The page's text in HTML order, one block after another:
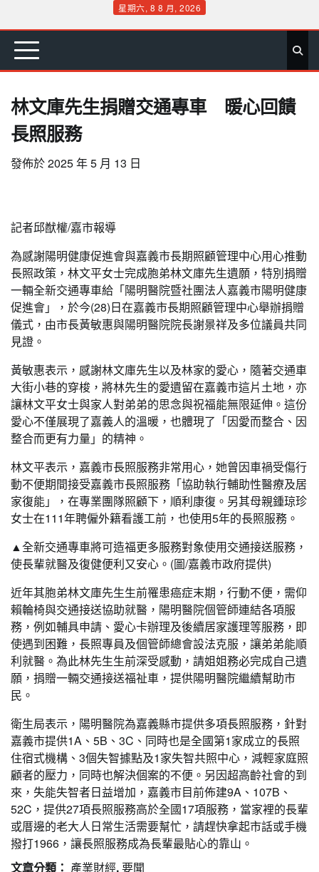
content
星期六, 8 8 月, 2026
首 要 娛 生 社 文 公 運 旅 政 地 專
林文庫先生捐贈交通專車 暖心回饋
長照服務
發佈於2025 年 5 月 13 日
記者邱猷權/嘉市報導
為感謝陽明健康促進會與嘉義市長期照顧管理中心用心推動
長照政策，林文平女士完成胞弟林文庫先生遺願，特別捐贈
一輛全新交通專車給「陽明醫院暨社團法人嘉義市陽明健康
促進會」，於今(28)日在嘉義市長期照顧管理中心舉辦捐贈
儀式，由市長黃敏惠與陽明醫院院長謝景祥及多位議員共同
見證。
黃敏惠表示，感謝林文庫先生以及林家的愛心，隨著交通車
大街小巷的穿梭，將林先生的愛遺留在嘉義市這片土地，亦
讓林文平女士與家人對弟弟的思念與祝福能無限延伸。這份
愛心不僅展現了嘉義人的溫暖，也體現了「因愛而整合、因
整合而更有力量」的精神。
林文平表示，嘉義市長照服務非常用心，她曾因車禍受傷行
動不便期間接受嘉義市長照服務「協助執行輔助性醫療及居
家復能」，在專業團隊照顧下，順利康復。另其母親鍾琼珍
女士在111年聘僱外籍看護工前，也使用5年的長照服務。
▲全新交通專車將可造福更多服務對象使用交通接送服務，
使長輩就醫及復健便利又安心。(圖/嘉義市政府提供)
近年其胞弟林文庫先生生前罹患癌症末期，行動不便，需仰
賴輪椅與交通接送協助就醫，陽明醫院個管師連結各項服
務，例如輔具申請、愛心卡辦理及後續居家護理等服務，即
使遇到困難，長照專員及個管師總會設法克服，讓弟弟能順
利就醫。為此林先生生前深受感動，請姐姐務必完成自己遺
願，捐贈一輛交通接送福祉車，提供陽明醫院繼續幫助市
民。
衛生局表示，陽明醫院為嘉義縣市提供多項長照服務，針對
嘉義市提供1A、5B、3C、同時也是全國第1家成立的長照
住宿式機構、3個失智據點及1家失智共照中心，減輕家庭照
顧者的壓力，同時也解決個案的不便。另因超高齡社會的到
來，失能失智者日益增加，嘉義市目前佈建9A、107B、
52C，提供27項長照服務高於全國17項服務，當家裡的長輩
或厝邊的老大人日常生活需要幫忙，請趕快拿起市話或手機
撥打1966，讓長照服務成為長輩最貼心的靠山。
文章分類： 產業財經,要聞